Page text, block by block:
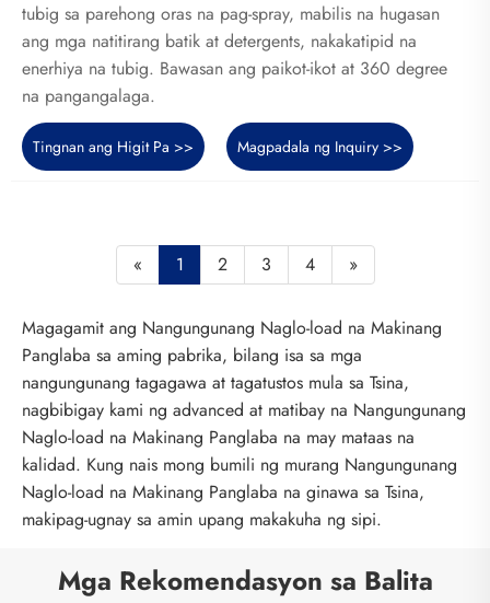
tubig sa parehong oras na pag-spray, mabilis na hugasan
ang mga natitirang batik at detergents, nakakatipid na
enerhiya na tubig. Bawasan ang paikot-ikot at 360 degree
na pangangalaga.
Tingnan ang Higit Pa >> Magpadala ng Inquiry >>
« 1 2 3 4 »
Magagamit ang Nangungunang Naglo-load na Makinang
Panglaba sa aming pabrika, bilang isa sa mga
nangungunang tagagawa at tagatustos mula sa Tsina,
nagbibigay kami ng advanced at matibay na Nangungunang
Naglo-load na Makinang Panglaba na may mataas na
kalidad. Kung nais mong bumili ng murang Nangungunang
Naglo-load na Makinang Panglaba na ginawa sa Tsina,
makipag-ugnay sa amin upang makakuha ng sipi.
Mga Rekomendasyon sa Balita